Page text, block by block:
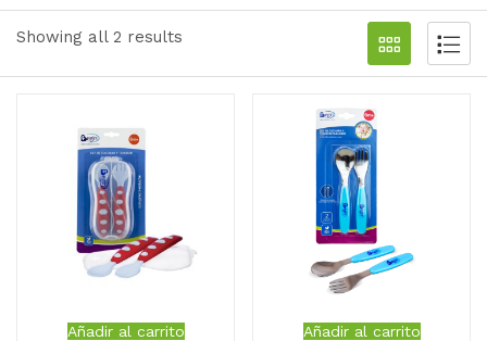
Showing all 2 results
Añadir al carrito Añadir al carrito